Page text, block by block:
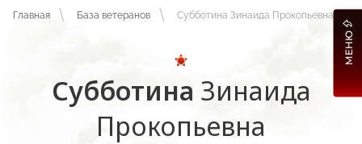
Главная База ветеранов Субботина Зинаида Прокопьевна
Субботина Зинаида
Прокопьевна
МЕНЮ